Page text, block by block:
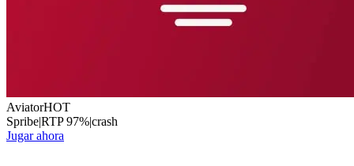
AviatorHOT
Spribe|RTP97%|crash
Jugar ahora